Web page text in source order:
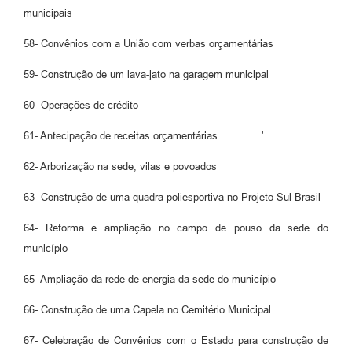
municipais
58- Convênios com a União com verbas orçamentárias
59- Construção de um lava-jato na garagem municipal
60- Operações de crédito
61- Antecipação de receitas orçamentárias '
62- Arborização na sede, vilas e povoados
63- Construção de uma quadra poliesportiva no Projeto Sul Brasil
64- Reforma e ampliação no campo de pouso da sede do
município
65- Ampliação da rede de energia da sede do município
66- Construção de uma Capela no Cemitério Municipal
67- Celebração de Convênios com o Estado para construção de